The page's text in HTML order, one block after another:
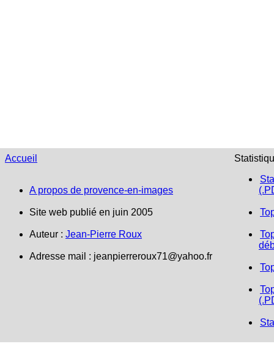
Accueil
A propos de provence-en-images
Site web publié en juin 2005
Auteur : Jean-Pierre Roux
Adresse mail : jeanpierreroux71@yahoo.fr